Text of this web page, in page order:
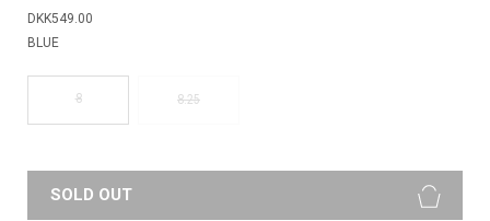
DKK549.00
BLUE
8 8.25
SOLD OUT